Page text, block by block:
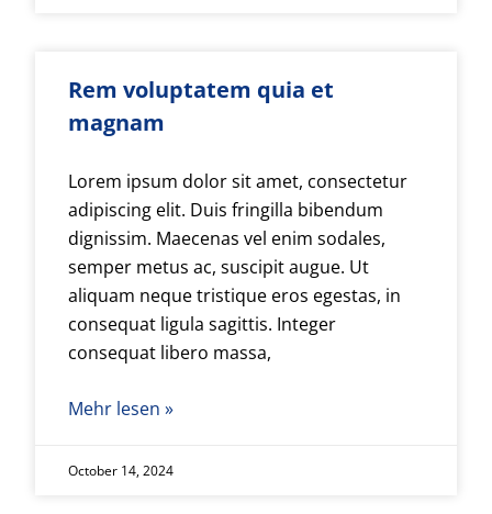
Rem voluptatem quia et
magnam
Lorem ipsum dolor sit amet, consectetur
adipiscing elit. Duis fringilla bibendum
dignissim. Maecenas vel enim sodales,
semper metus ac, suscipit augue. Ut
aliquam neque tristique eros egestas, in
consequat ligula sagittis. Integer
consequat libero massa,
Mehr lesen »
October 14, 2024